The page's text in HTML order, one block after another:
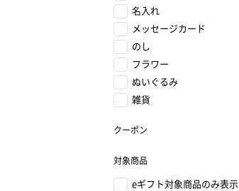
名入れ
メッセージカード
のし
フラワー
ぬいぐるみ
雑貨
クーポン
対象商品
eギフト対象商品のみ表示